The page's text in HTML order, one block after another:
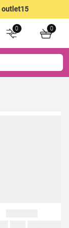
outlet15
0 0